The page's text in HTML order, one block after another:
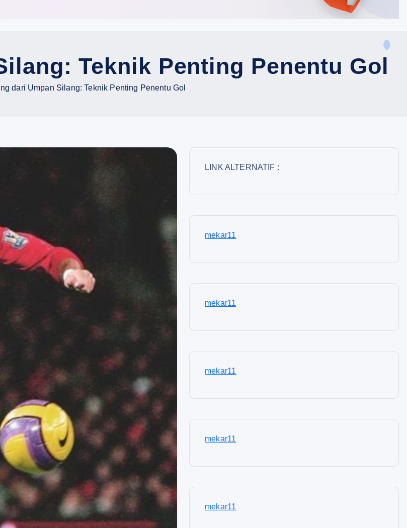
Teknik Penting Penentu Gol
dari Umpan Silang: Teknik Penting Penentu Gol
LINK ALTERNATIF :
mekar11
mekar11
mekar11
mekar11
mekar11